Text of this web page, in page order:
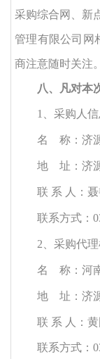
采购综合网、新
管理有限公司网
商注意随时关注。
八、凡对本
1、采购人信
名 称：济
地 址：济
联 系 人：
联系方式：
2、采购代
名 称：河
地 址：济
联 系 人：
联系方式：